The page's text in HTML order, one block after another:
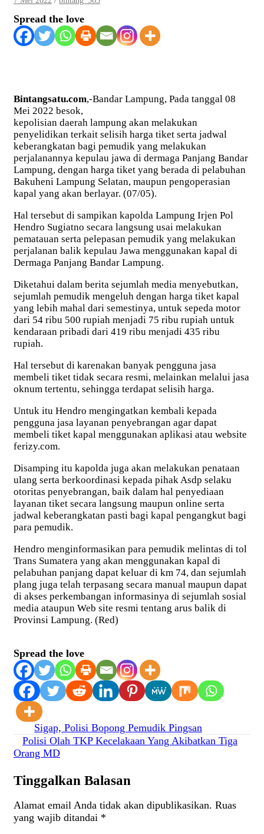
Spread the love
Bintangsatu.com,-Bandar Lampung, Pada tanggal 08
Mei 2022 besok,
kepolisian daerah lampung akan melakukan
penyelidikan terkait selisih harga tiket serta jadwal
keberangkatan bagi pemudik yang melakukan
perjalanannya kepulau jawa di dermaga Panjang Bandar
Lampung, dengan harga tiket yang berada di pelabuhan
Bakuheni Lampung Selatan, maupun pengoperasian
kapal yang akan berlayar. (07/05).
Hal tersebut di sampikan kapolda Lampung Irjen Pol
Hendro Sugiatno secara langsung usai melakukan
pematauan serta pelepasan pemudik yang melakukan
perjalanan balik kepulau Jawa menggunakan kapal di
Dermaga Panjang Bandar Lampung.
Diketahui dalam berita sejumlah media menyebutkan,
sejumlah pemudik mengeluh dengan harga tiket kapal
yang lebih mahal dari semestinya, untuk sepeda motor
dari 54 ribu 500 rupiah menjadi 75 ribu rupiah untuk
kendaraan pribadi dari 419 ribu menjadi 435 ribu
rupiah.
Hal tersebut di karenakan banyak pengguna jasa
membeli tiket tidak secara resmi, melainkan melalui jasa
oknum tertentu, sehingga terdapat selisih harga.
Untuk itu Hendro mengingatkan kembali kepada
pengguna jasa layanan penyebrangan agar dapat
membeli tiket kapal menggunakan aplikasi atau website
ferizy.com.
Disamping itu kapolda juga akan melakukan penataan
ulang serta berkoordinasi kepada pihak Asdp selaku
otoritas penyebrangan, baik dalam hal penyediaan
layanan tiket secara langsung maupun online serta
jadwal keberangkatan pasti bagi kapal pengangkut bagi
para pemudik.
Hendro menginformasikan para pemudik melintas di tol
Trans Sumatera yang akan menggunakan kapal di
pelabuhan panjang dapat keluar di km 74, dan sejumlah
plang juga telah terpasang secara manual maupun dapat
di akses perkembangan informasinya di sejumlah sosial
media ataupun Web site resmi tentang arus balik di
Provinsi Lampung. (Red)
Spread the love
Navigasi
pos
Sigap, Polisi Bopong Pemudik Pingsan
Polisi Olah TKP Kecelakaan Yang Akibatkan Tiga
Orang MD
Tinggalkan Balasan
Alamat email Anda tidak akan dipublikasikan. Ruas
yang wajib ditandai *